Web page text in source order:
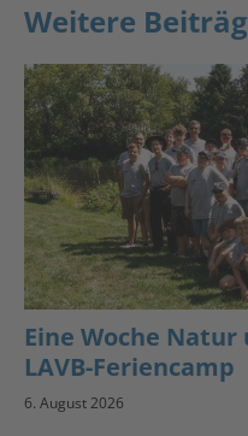
Weitere
Eine Woche
LAVB-Feriencamp
6. August 2026